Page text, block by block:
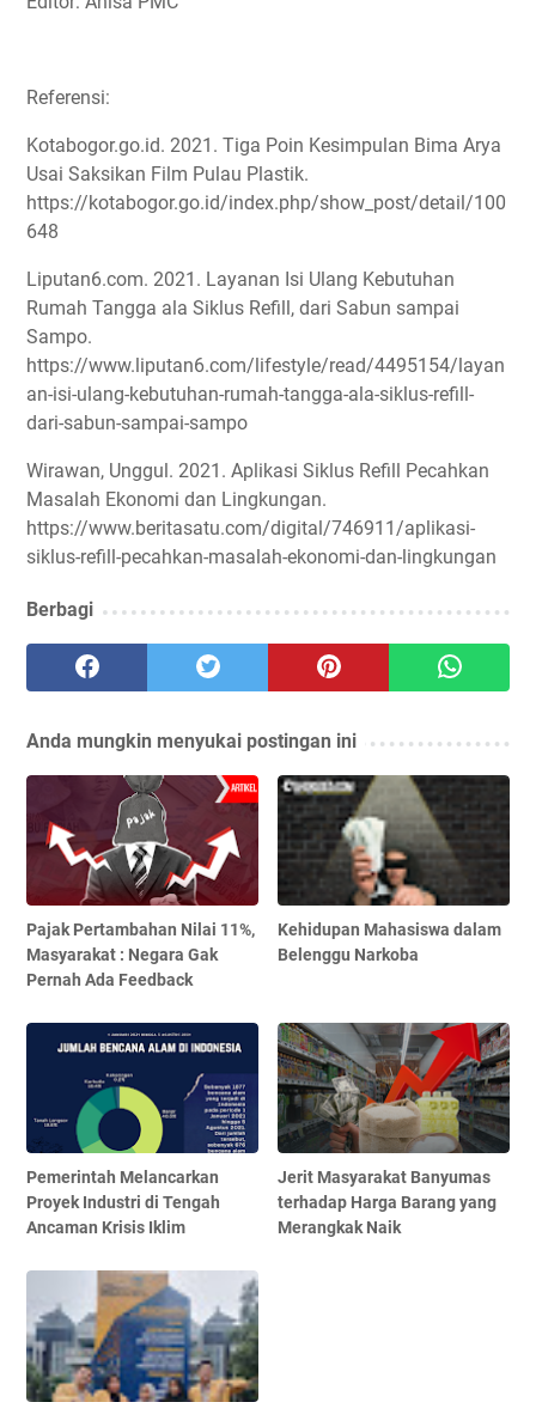
Referensi:
Kotabogor.go.id. 2021. Tiga Poin Kesimpulan Bima Arya
Usai Saksikan Film Pulau Plastik.
https://kotabogor.go.id/index.php/show_post/detail/100
648
Liputan6.com. 2021. Layanan Isi Ulang Kebutuhan
Rumah Tangga ala Siklus Refill, dari Sabun sampai
Sampo.
https://www.liputan6.com/lifestyle/read/4495154/layan
an-isi-ulang-kebutuhan-rumah-tangga-ala-siklus-refill-
dari-sabun-sampai-sampo
Wirawan, Unggul. 2021. Aplikasi Siklus Refill Pecahkan
Masalah Ekonomi dan Lingkungan.
https://www.beritasatu.com/digital/746911/aplikasi-
siklus-refill-pecahkan-masalah-ekonomi-dan-lingkungan
Berbagi
Anda mungkin menyukai postingan ini
Pajak Pertambahan Nilai 11%,
Masyarakat : Negara Gak
Pernah Ada Feedback
Kehidupan Mahasiswa dalam
Belenggu Narkoba
Pemerintah Melancarkan
Proyek Industri di Tengah
Ancaman Krisis Iklim
Jerit Masyarakat Banyumas
terhadap Harga Barang yang
Merangkak Naik